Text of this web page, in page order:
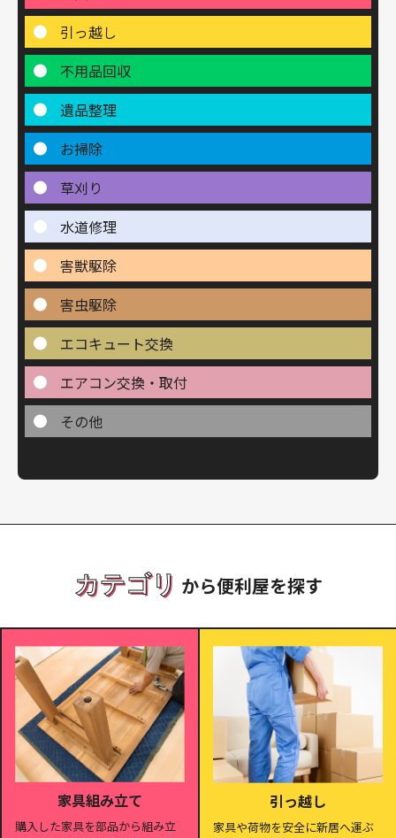
引っ越し
不用品回収
遺品整理
お掃除
草刈り
水道修理
害獣駆除
害虫駆除
エコキュート交換
エアコン交換・取付
その他
カテゴリ から便利屋を探す
家具組み立て
購入した家具を部品から組み立
引っ越し
家具や荷物を安全に新居へ運ぶ